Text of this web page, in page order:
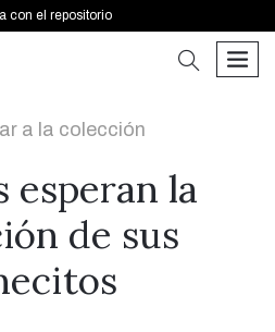
con el repositorio
buscar
a la colección
esperan la
de sus